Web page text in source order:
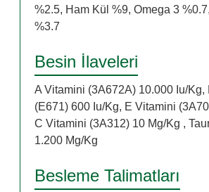
%2.5, Ham Kül %9, Omega 3
%3.7
Besin İlaveleri
A Vitamini (3A672A) 10.000 Iu/Kg,
(E671) 600 Iu/Kg, E Vitamini
C Vitamini (3A312) 10 Mg/Kg ,
1.200 Mg/Kg
Besleme Talimatları